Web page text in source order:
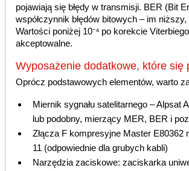
pojawiają się błędy w transmisji. BER (Bit
współczynnik błędów bitowych – im
Wartości poniżej 10⁻⁴ po korekcie
akceptowalne.
Wyposażenie dodatkowe, które się
Oprócz podstawowych elementów, warto
Miernik sygnału satelitarnego – Alpsat
lub podobny, mierzący MER, BER i
Złącza F kompresyjne Master E80362
11 (odpowiednie dla grubych kabli)
Narzędzia zaciskowe: zaciskarka